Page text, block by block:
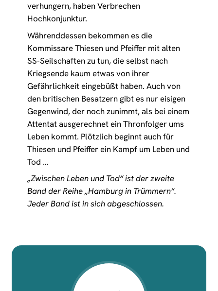
verhungern, haben Verbrechen
Hochkonjunktur.
Währenddessen bekommen es die
Kommissare Thiesen und Pfeiffer mit alten
SS-Seilschaften zu tun, die selbst nach
Kriegsende kaum etwas von ihrer
Gefährlichkeit eingebüßt haben. Auch von
den britischen Besatzern gibt es nur eisigen
Gegenwind, der noch zunimmt, als bei einem
Attentat ausgerechnet ein Thronfolger ums
Leben kommt. Plötzlich beginnt auch für
Thiesen und Pfeiffer ein Kampf um Leben und
Tod …
„Zwischen Leben und Tod“ ist der zweite
Band der Reihe „Hamburg in Trümmern“.
Jeder Band ist in sich abgeschlossen.